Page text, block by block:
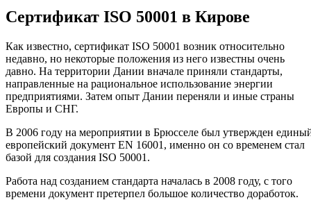
Сертификат ISO 50001 в Кирове
Как известно, сертификат ISO 50001 возник относительно
недавно, но некоторые положения из него известны очень
давно. На территории Дании вначале приняли стандарты,
направленные на рациональное использование энергии
предприятиями. Затем опыт Дании переняли и иные страны
Европы и СНГ.
В 2006 году на мероприятии в Брюсселе был утвержден
европейский документ EN 16001, именно он со временем стал
базой для создания ISO 50001.
Работа над созданием стандарта началась в 2008 году, с того
времени документ претерпел большое количество доработок.